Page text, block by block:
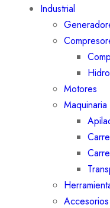
Industrial
Motores
Accesorios